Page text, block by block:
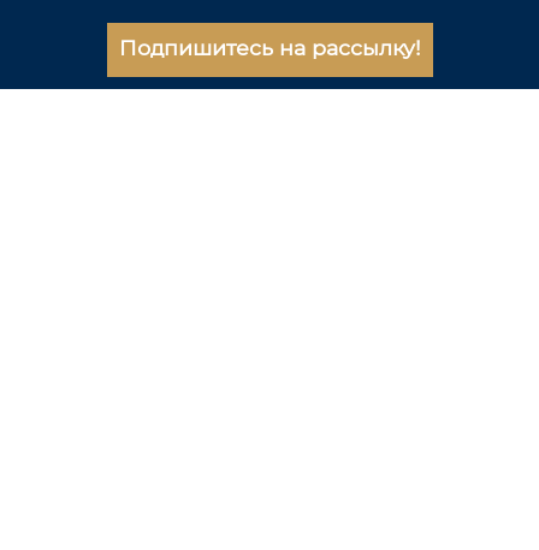
Подпишитесь на рассылку!